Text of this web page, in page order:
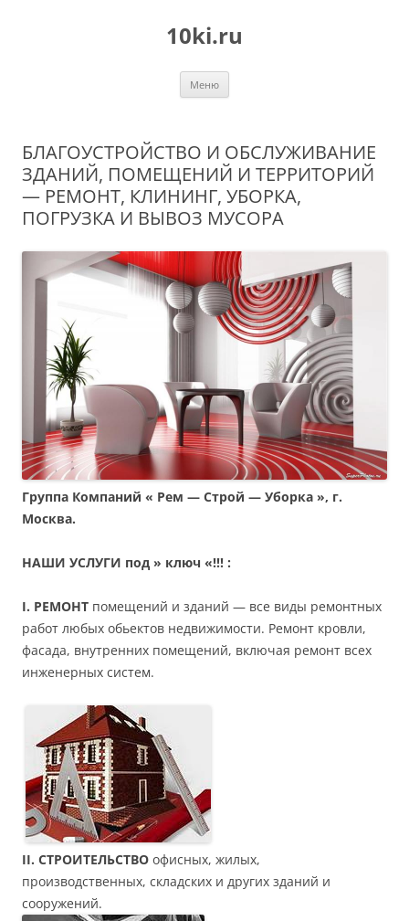
10ki.ru
Меню
БЛАГОУСТРОЙСТВО И ОБСЛУЖИВАНИЕ
ЗДАНИЙ, ПОМЕЩЕНИЙ И ТЕРРИТОРИЙ
— РЕМОНТ, КЛИНИНГ, УБОРКА,
ПОГРУЗКА И ВЫВОЗ МУСОРА
Группа Компаний « Рем — Строй — Уборка », г.
Москва.
НАШИ УСЛУГИ под » ключ «!!! :
I. РЕМОНТ помещений и зданий — все виды ремонтных
работ любых обьектов недвижимости. Ремонт кровли,
фасада, внутренних помещений, включая ремонт всех
инженерных систем.
II. СТРОИТЕЛЬСТВО офисных, жилых,
производственных, складских и других зданий и
сооружений.